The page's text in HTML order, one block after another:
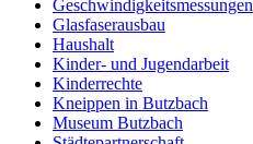
Geschwindigkeitsmessungen
Glasfaserausbau
Haushalt
Kinder- und Jugendarbeit
Kinderrechte
Kneippen in Butzbach
Museum Butzbach